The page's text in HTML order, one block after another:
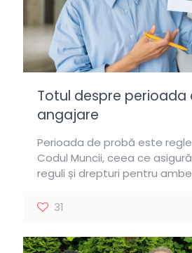
Totul despre perioada
angajare
Perioada de probă este
Codul Muncii, ceea ce
reguli și drepturi pentru
31